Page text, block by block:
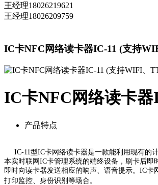
王经理18026219621
王经理18026209759
IC卡NFC网络读卡器IC-11 (支持
IC卡NFC网络读卡
产品特点
IC-11型IC卡网络读卡器是一款能利用现有的
本实时联网IC卡管理系统的端终设备，刷卡后
即时向读卡器发送相应的响声、语音提示。IC卡
打印监控、身份识别等场合 。